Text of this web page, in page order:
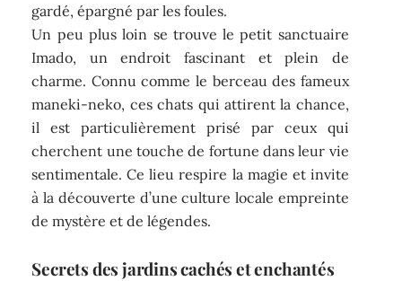
gardé, épargné par les foules.
Un peu plus loin se trouve le petit sanctuaire
Imado, un endroit fascinant et plein de
charme. Connu comme le berceau des fameux
maneki-neko, ces chats qui attirent la chance,
il est particulièrement prisé par ceux qui
cherchent une touche de fortune dans leur vie
sentimentale. Ce lieu respire la magie et invite
à la découverte d’une culture locale empreinte
de mystère et de légendes.
Secrets des jardins cachés et enchantés